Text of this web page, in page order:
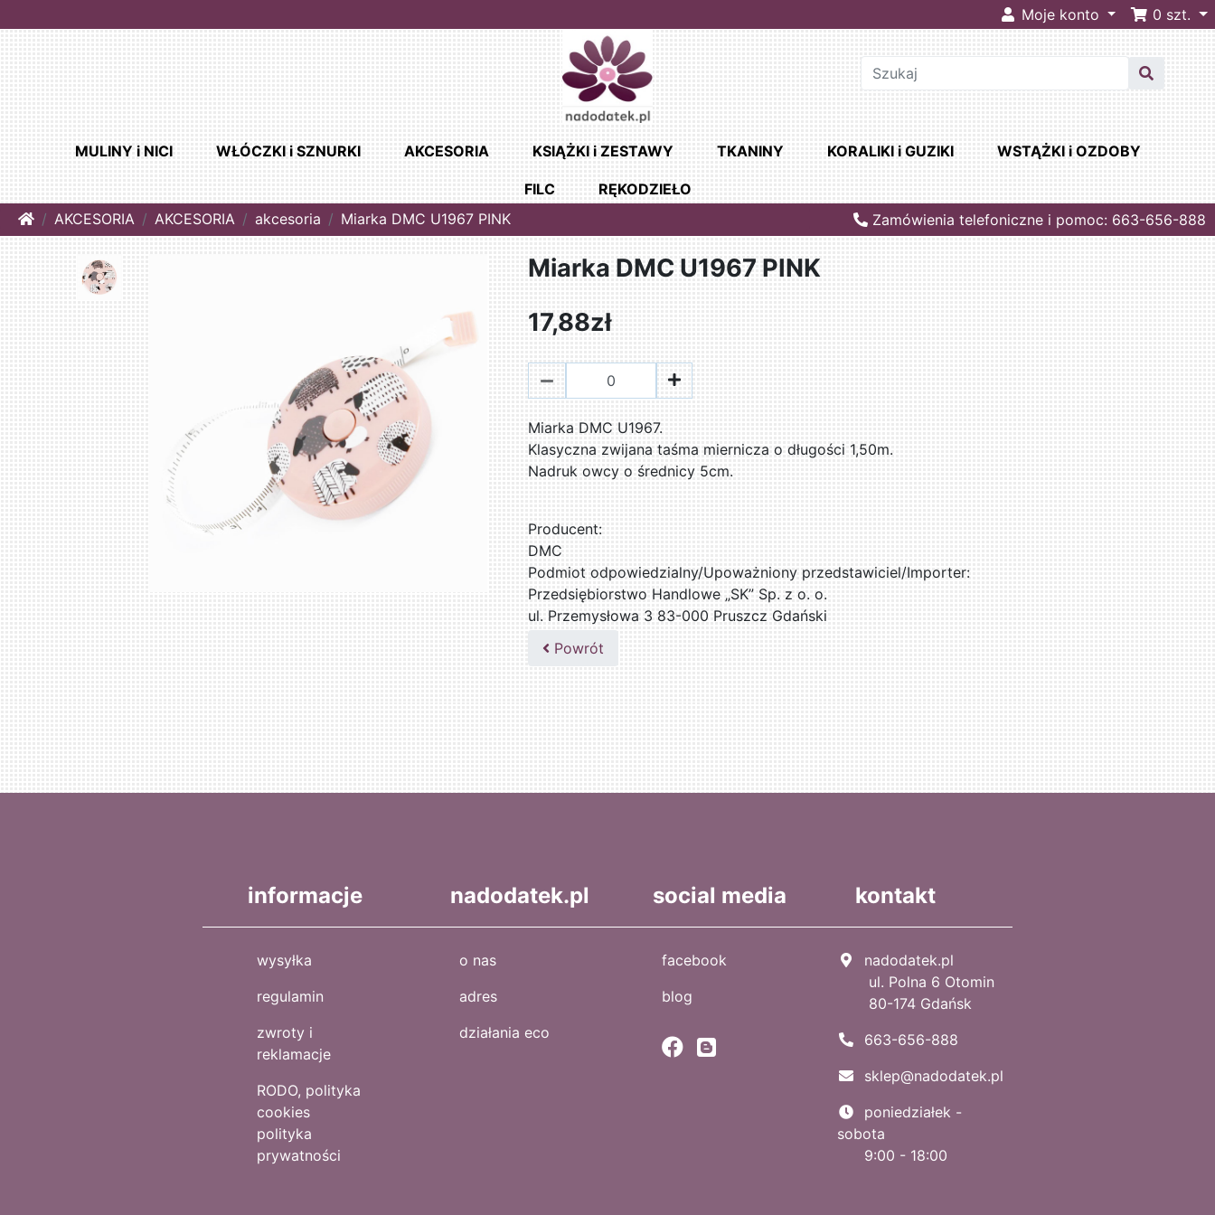
Moje konto 0 szt.
MULINY i NICI WŁÓCZKI i SZNURKI AKCESORIA KSIĄŻKI i ZESTAWY TKANINY KORALIKI i GUZIKI WSTĄŻKI i OZDOBY
FILC
RĘKODZIEŁO
HomeAKCESORIA AKCESORIA akcesoria Miarka DMC U1967 PINK Zamówienia telefoniczne i pomoc: 663-656-888
Miarka DMC U1967 PINK
17,88zł
Miarka DMC U1967.
Klasyczna zwijana taśma miernicza o długości 1,50m.
Nadruk owcy o średnicy 5cm.
Producent:
DMC
Podmiot odpowiedzialny/Upoważniony przedstawiciel/Importer:
Przedsiębiorstwo Handlowe „SK” Sp. z o. o.
ul. Przemysłowa 3 83-000 Pruszcz Gdański
509076255
Powrót
informacje
wysyłka
regulamin
zwroty i
reklamacje
RODO, polityka
cookies
polityka
prywatności
nadodatek.pl
o nas
adres
działania eco
social media
facebook
blog
kontakt
nadodatek.pl
ul. Polna 6 Otomin
80-174 Gdańsk
663-656-888
sklep@nadodatek.pl
poniedziałek -
sobota
9:00 - 18:00